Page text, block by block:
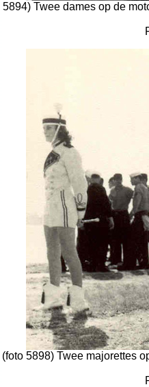
5894) Twee dames op de
(foto 5898) Twee majorettes